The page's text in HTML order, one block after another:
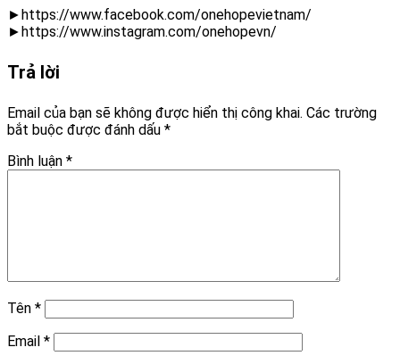
►https://www.facebook.com/onehopevietnam/
►https://www.instagram.com/onehopevn/
Trả lời
Email của bạn sẽ không được hiển thị công khai. Các trường
bắt buộc được đánh dấu *
Bình luận *
Tên *
Email *